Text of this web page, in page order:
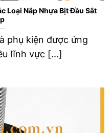
Loại Nắp Nhựa Bịt Đầu Sắt
phụ kiện được ứng
lĩnh vực [...]